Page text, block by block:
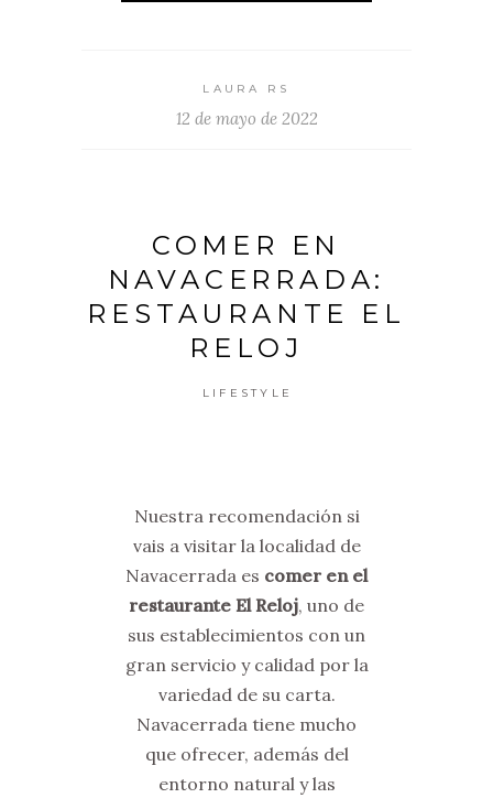
LAURA RS
12 de mayo de 2022
COMER EN
NAVACERRADA:
RESTAURANTE EL
RELOJ
LIFESTYLE
Nuestra recomendación si
vais a visitar la localidad de
Navacerrada es comer en el
restaurante El Reloj, uno de
sus establecimientos con un
gran servicio y calidad por la
variedad de su carta.
Navacerrada tiene mucho
que ofrecer, además del
entorno natural y las